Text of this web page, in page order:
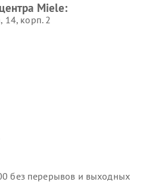
пылесосов Miele
Miele:
14, корп. 2
без перерывов и выходных